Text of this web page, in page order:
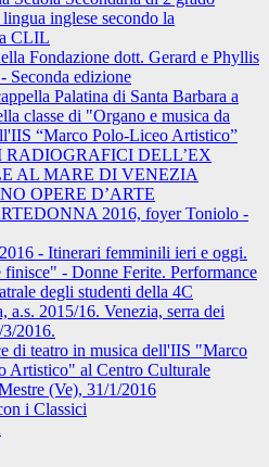
inglese secondo la
CLIL
Fondazione dott. Gerard e Phyllis
Seconda edizione
Palatina di Santa Barbara a
classe di "Organo e musica da
“Marco Polo-Liceo Artistico”
RADIOGRAFICI DELL’EX
AL MARE DI VENEZIA
OPERE D’ARTE
2016, foyer Toniolo -
- Itinerari femminili ieri e oggi.
finisce" - Donne Ferite. Performance
degli studenti della 4C
a.s. 2015/16. Venezia, serra dei
2016.
di teatro in musica dell'IIS "Marco
Artistico" al Centro Culturale
(Ve), 31/1/2016
i Classici